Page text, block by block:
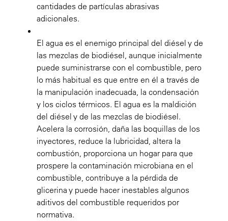
cantidades de partículas abrasivas
adicionales.
El agua es el enemigo principal del diésel y de
las mezclas de biodiésel, aunque inicialmente
puede suministrarse con el combustible, pero
lo más habitual es que entre en él a través de
la manipulación inadecuada, la condensación
y los ciclos térmicos. El agua es la maldición
del diésel y de las mezclas de biodiésel.
Acelera la corrosión, daña las boquillas de los
inyectores, reduce la lubricidad, altera la
combustión, proporciona un hogar para que
prospere la contaminación microbiana en el
combustible, contribuye a la pérdida de
glicerina y puede hacer inestables algunos
aditivos del combustible requeridos por
normativa.